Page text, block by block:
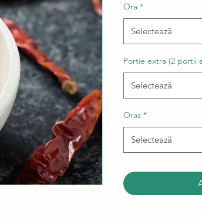
Ora *
Selectează
Portie extra (2 portii
Selectează
Oras *
Selectează